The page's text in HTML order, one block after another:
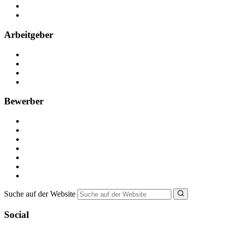
Arbeitgeber
Bewerber
Suche auf der Website
Social